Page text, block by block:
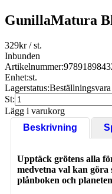
GunillaMatura
329kr/ st.
Inbunden
Artikelnummer:
Enhet:st.
Lagerstatus:Beställningsvara
St:
Lägg i varukorg
Beskrivning
Upptäck grötens alla
medvetna val kan
plånboken och